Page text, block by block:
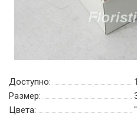
Доступно:
Размер:
Цвета: